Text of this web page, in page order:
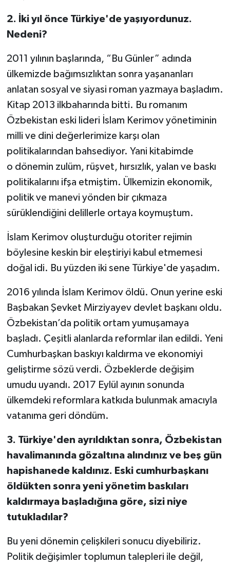
2. İki yıl önce Türkiye'de yaşıyordunuz.
Nedeni?
2011 yılının başlarında, “Bu Günler” adında
ülkemizde bağımsızlıktan sonra yaşananları
anlatan sosyal ve siyasi roman yazmaya başladım.
Kitap 2013 ilkbaharında bitti. Bu romanım
Özbekistan eski lideri İslam Kerimov yönetiminin
milli ve dini değerlerimize karşı olan
politikalarından bahsediyor. Yani kitabimde
o dönemin zulüm, rüşvet, hırsızlık, yalan ve baskı
politikalarını ifşa etmiştim. Ülkemizin ekonomik,
politik ve manevi yönden bir çıkmaza
sürüklendiğini delillerle ortaya koymuştum.
İslam Kerimov oluşturduğu otoriter rejimin
böylesine keskin bir eleştiriyi kabul etmemesi
doğal idi. Bu yüzden iki sene Türkiye'de yaşadım.
2016 yılında İslam Kerimov öldü. Onun yerine eski
Başbakan Şevket Mirziyayev devlet başkanı oldu.
Özbekistan’da politik ortam yumuşamaya
başladı. Çeşitli alanlarda reformlar ilan edildi. Yeni
Cumhurbaşkan baskıyı kaldırma ve ekonomiyi
geliştirme sözü verdi. Özbeklerde değişim
umudu uyandı. 2017 Eylül ayının sonunda
ülkemdeki reformlara katkıda bulunmak amacıyla
vatanıma geri döndüm.
3. Türkiye'den ayrıldıktan sonra, Özbekistan
havalimanında gözaltına alındınız ve beş gün
hapishanede kaldınız. Eski cumhurbaşkanı
öldükten sonra yeni yönetim baskıları
kaldırmaya başladığına göre, sizi niye
tutukladılar?
Bu yeni dönemin çelişkileri sonucu diyebiliriz.
Politik değişimler toplumun talepleri ile değil,